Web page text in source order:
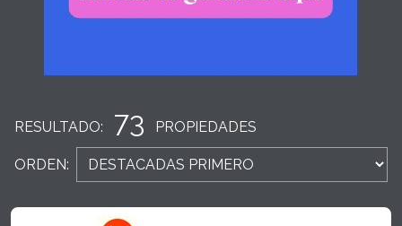
RESULTADO: 73 PROPIEDADES
ORDEN: